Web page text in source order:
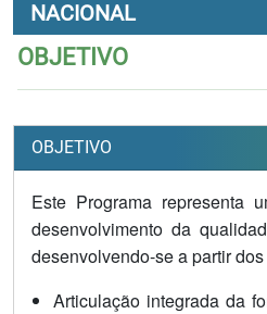
NACIONAL
OBJETIVO
OBJETIVO
Este Programa representa
desenvolvimento da
desenvolvendo-se a partir
Articulação integrada da